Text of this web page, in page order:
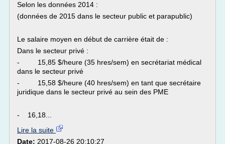
Selon les données 2014 :
(données de 2015 dans le secteur public et parapublic)
Le salaire moyen en début de carrière était de :
Dans le secteur privé :
- 15,85 $/heure (35 hres/sem) en secrétariat médical
dans le secteur privé
- 15,58 $/heure (40 hres/sem) en tant que secrétaire
juridique dans le secteur privé au sein des PME
- 16,18...
Lire la suite
Date: 2017-08-26 20:10:27